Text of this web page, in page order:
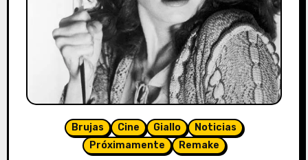
Brujas Cine Giallo
Noticias
Próximamente
Remake